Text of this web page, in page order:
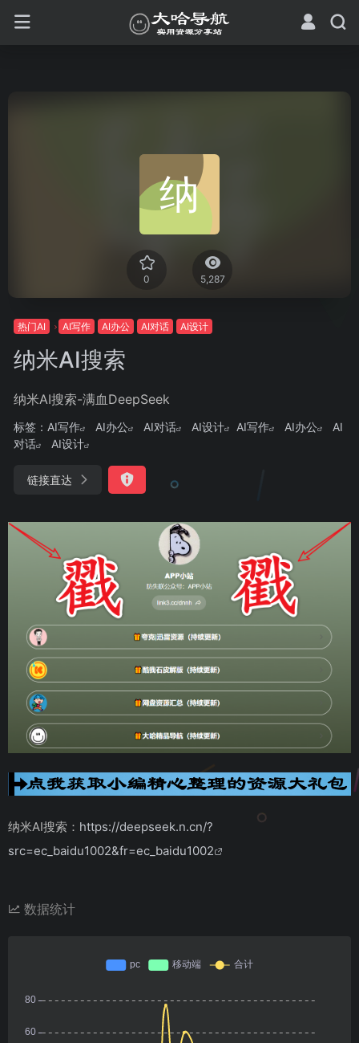
0 5,287
热门AI AI写作 AI办公 AI对话 AI设计
纳米AI搜索
纳米AI搜索-满血DeepSeek
标签： AI写作 AI办公 AI对话 AI设计 AI写作 AI办公
AI
对话
AI设计
链接直达
纳米AI搜索： https://deepseek.n.cn/?
src=ec_baidu1002&fr=ec_baidu1002
数据统计